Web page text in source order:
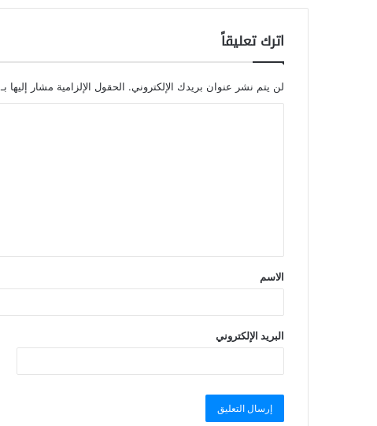
اترك تعليقاً
لن يتم نشر عنوان بريدك الإلكتروني. الحقول الإلزامية مشار إليها بـ
الاسم
البريد الإلكتروني